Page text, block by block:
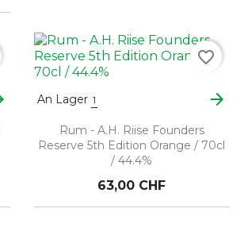
An Lager 1 arrow_forward
Rum - A.H. Riise Founders
Reserve 5th Edition Orange / 70cl
/ 44.4%
63,00 CHF
favorite_border